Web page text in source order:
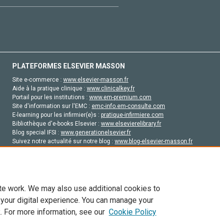
PLATEFORMES ELSEVIER MASSON
Site e-commerce : www.elsevier-masson.fr
Aide à la pratique clinique : www.clinicalkey.fr
Portail pour les institutions : www.em-premium.com
Site d'information sur l'EMC : emc-info.em-consulte.com
E-learning pour les infirmier(e)s : pratique-infirmiere.com
Bibliothèque d'e-books Elsevier : www.elsevierelibrary.fr
Blog special IFSI : www.generationelsevier.fr
Suivez notre actualité sur notre blog : www.blog-elsevier-masson.fr
ses concédants de licence et ses contributeurs. Tout les droits sont réservés,
work. We may also use additional cookies to
digital experience. You can manage your
For more information, see our Cookie Policy